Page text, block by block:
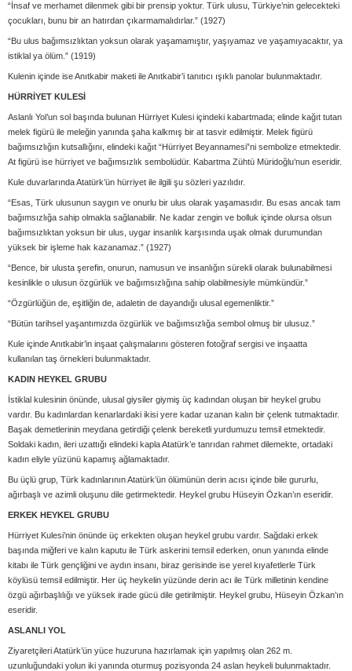
“İnsaf ve merhamet dilenmek gibi bir prensip yoktur. Türk ulusu, Türkiye’nin gelecekteki
çocukları, bunu bir an hatırdan çıkarmamalıdırlar.” (1927)
“Bu ulus bağımsızlıktan yoksun olarak yaşamamıştır, yaşıyamaz ve yaşamıyacaktır, ya
istiklal ya ölüm.” (1919)
Kulenin içinde ise Anıtkabir maketi ile Anıtkabir’i tanıtıcı ışıklı panolar bulunmaktadır.
HÜRRİYET KULESİ
Aslanlı Yol’un sol başında bulunan Hürriyet Kulesi içindeki kabartmada; elinde kağıt tutan
melek figürü ile meleğin yanında şaha kalkmış bir at tasvir edilmiştir. Melek figürü
bağımsızlığın kutsallığını, elindeki kağıt “Hürriyet Beyannamesi”ni sembolize etmektedir.
At figürü ise hürriyet ve bağımsızlık sembolüdür. Kabartma Zühtü Müridoğlu’nun eseridir.
Kule duvarlarında Atatürk’ün hürriyet ile ilgili şu sözleri yazılıdır.
“Esas, Türk ulusunun saygın ve onurlu bir ulus olarak yaşamasıdır. Bu esas ancak tam
bağımsızlığa sahip olmakla sağlanabilir. Ne kadar zengin ve bolluk içinde olursa olsun
bağımsızlıktan yoksun bir ulus, uygar insanlık karşısında uşak olmak durumundan
yüksek bir işleme hak kazanamaz.” (1927)
“Bence, bir ulusta şerefin, onurun, namusun ve insanlığın sürekli olarak bulunabilmesi
kesinlikle o ulusun özgürlük ve bağımsızlığına sahip olabilmesiyle mümkündür.”
“Özgürlüğün de, eşitliğin de, adaletin de dayandığı ulusal egemenliktir.”
“Bütün tarihsel yaşantımızda özgürlük ve bağımsızlığa sembol olmuş bir ulusuz.”
Kule içinde Anıtkabir’in inşaat çalışmalarını gösteren fotoğraf sergisi ve inşaatta
kullanılan taş örnekleri bulunmaktadır.
KADIN HEYKEL GRUBU
İstiklal kulesinin önünde, ulusal giysiler giymiş üç kadından oluşan bir heykel grubu
vardır. Bu kadınlardan kenarlardaki ikisi yere kadar uzanan kalın bir çelenk tutmaktadır.
Başak demetlerinin meydana getirdiği çelenk bereketli yurdumuzu temsil etmektedir.
Soldaki kadın, ileri uzattığı elindeki kapla Atatürk’e tanrıdan rahmet dilemekte, ortadaki
kadın eliyle yüzünü kapamış ağlamaktadır.
Bu üçlü grup, Türk kadınlarının Atatürk’ün ölümünün derin acısı içinde bile gururlu,
ağırbaşlı ve azimli oluşunu dile getirmektedir. Heykel grubu Hüseyin Özkan’ın eseridir.
ERKEK HEYKEL GRUBU
Hürriyet Kulesi’nin önünde üç erkekten oluşan heykel grubu vardır. Sağdaki erkek
başında miğferi ve kalın kaputu ile Türk askerini temsil ederken, onun yanında elinde
kitabı ile Türk gençliğini ve aydın insanı, biraz gerisinde ise yerel kıyafetlerle Türk
köylüsü temsil edilmiştir. Her üç heykelin yüzünde derin acı ile Türk milletinin kendine
özgü ağırbaşlılığı ve yüksek irade gücü dile getirilmiştir. Heykel grubu, Hüseyin Özkan’ın
eseridir.
ASLANLI YOL
Ziyaretçileri Atatürk’ün yüce huzuruna hazırlamak için yapılmış olan 262 m.
uzunluğundaki yolun iki yanında oturmuş pozisyonda 24 aslan heykeli bulunmaktadır.